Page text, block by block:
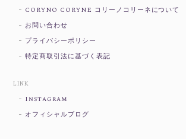
CORYNO CORYNE コリーノコリーネについて
お問い合わせ
プライバシーポリシー
特定商取引法に基づく表記
LINK
Instagram
オフィシャルブログ